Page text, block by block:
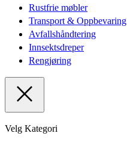
Rustfrie møbler
Transport & Oppbevaring
Avfallshåndtering
Innsektsdreper
Rengjøring
Velg Kategori